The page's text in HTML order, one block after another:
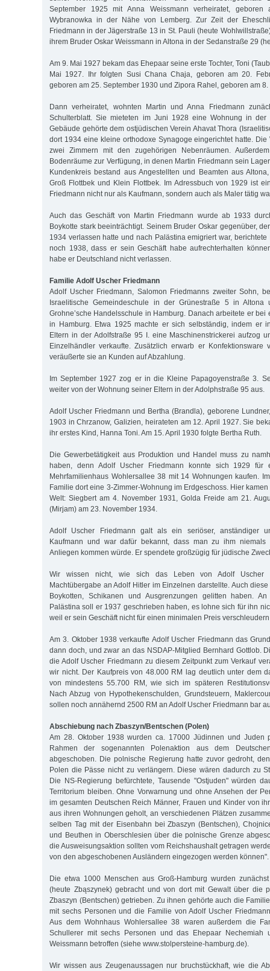
September 1925 mit Anna Weissmann verheiratet,
Wybranowka in der Nähe von Lemberg. Zur Zeit der
Friedmann in der Jägerstraße 13 in St. Pauli (heute
ihrem Bruder Oskar Weissmann in Altona in der Sedanstraße 29
Am 9. Mai 1927 bekam das Ehepaar seine erste Tochter, Toni
Mai 1927. Ihr folgten Susi Chana Chaja, geboren am 20.
geboren am 25. September 1930 und Zipora Rahel, geboren am
Dann verheiratet, wohnten Martin und Anna Friedmann
Schulterblatt. Sie mieteten im Juni 1928 eine Wohnung in der
Gebäude gehörte dem ostjüdischen Verein Ahavat Thora
dort 1934 eine kleine orthodoxe Synagoge eingerichtet hatte.
zwei Zimmern mit den zugehörigen Nebenräumen.
Bodenräume zur Verfügung, in denen Martin Friedmann sein
Kundenkreis bestand aus Angestellten und Beamten aus
Groß Flottbek und Klein Flottbek. Im Adressbuch von 1929 ist
Friedmann nicht nur als Kaufmann, sondern auch als Maler tätig
Auch das Geschäft von Martin Friedmann wurde ab 1933
Boykotte stark beeinträchtigt. Seinem Bruder Oskar gegenüber,
1934 verlassen hatte und nach Palästina emigriert war,
noch 1938, dass er sein Geschäft habe aufrechterhalten
habe er Deutschland nicht verlassen.
Familie Adolf Uscher Friedmann
Adolf Uscher Friedmann, Salomon Friedmanns zweiter Sohn,
Israelitische Gemeindeschule in der Grünestraße 5 in Altona
Grohne’sche Handelsschule in Hamburg. Danach arbeitete er bei
in Hamburg. Etwa 1925 machte er sich selbständig, indem er
Eltern in der Adolfstraße 95 I. eine Maschinenstrickerei aufzog
Einzelhändler verkaufte. Zusätzlich erwarb er Konfektionsware
veräußerte sie an Kunden auf Abzahlung.
Im September 1927 zog er in die Kleine Papagoyenstraße 3.
weiter von der Wohnung seiner Eltern in der Adolphstraße 95 aus.
Adolf Uscher Friedmann und Bertha (Brandla), geborene
1903 in Chrzanow, Galizien, heirateten am 12. April 1927. Sie
ihr erstes Kind, Hanna Toni. Am 15. April 1930 folgte Bertha Ruth.
Die Gewerbetätigkeit aus Produktion und Handel muss zu
haben, denn Adolf Uscher Friedmann konnte sich 1929 für
Mehrfamilienhaus Wohlersallee 38 mit 14 Wohnungen kaufen.
Familie dort eine 3-Zimmer-Wohnung im Erdgeschoss. Hier
Welt: Siegbert am 4. November 1931, Golda Freide am 21.
(Mirjam) am 23. November 1934.
Adolf Uscher Friedmann galt als ein seriöser, anständiger
Kaufmann und war dafür bekannt, dass man zu ihm niemals
Anliegen kommen würde. Er spendete großzügig für jüdische
Wir wissen nicht, wie sich das Leben von Adolf Uscher
Machtübergabe an Adolf Hitler im Einzelnen darstellte. Auch
Boykotten, Schikanen und Ausgrenzungen gelitten haben.
Palästina soll er 1937 geschrieben haben, es lohne sich für ihn
weil er sein Geschäft nicht für einen minimalen Preis
Am 3. Oktober 1938 verkaufte Adolf Uscher Friedmann das
dann doch, und zwar an das NSDAP-Mitglied Bernhard Gottlob.
die Adolf Uscher Friedmann zu diesem Zeitpunkt zum Verkauf
wir nicht. Der Kaufpreis von 48.000 RM lag deutlich unter dem
von mindestens 55.700 RM, wie sich im späteren
Nach Abzug von Hypothekenschulden, Grundsteuern,
sollen noch annähernd 2500 RM an Adolf Uscher Friedmann bar
Abschiebung nach Zbaszyn/Bentschen (Polen)
Am 28. Oktober 1938 wurden ca. 17000 Jüdinnen und Juden
Rahmen der sogenannten Polenaktion aus dem
abgeschoben. Die polnische Regierung hatte zuvor gedroht,
Polen die Pässe nicht zu verlängern. Diese wären dadurch zu
Die NS-Regierung befürchtete, Tausende "Ostjuden" würden
Territorium bleiben. Ohne Vorwarnung und ohne Ansehen der
im gesamten Deutschen Reich Männer, Frauen und Kinder von
aus ihren Wohnungen geholt, an verschiedenen Plätzen
selben Tag mit der Eisenbahn bei Zbaszyn (Bentschen),
und Beuthen in Oberschlesien über die polnische Grenze
die Ausweisungsaktion sollten vom Reichshaushalt getragen
von den abgeschobenen Ausländern eingezogen werden können".
Die etwa 1000 Menschen aus Groß-Hamburg wurden
(heute Zbąszynek) gebracht und von dort mit Gewalt über die
Zbaszyn (Bentschen) getrieben. Zu ihnen gehörte auch die
mit sechs Personen und die Familie von Adolf Uscher
Aus dem Wohnhaus Wohlersallee 38 waren außerdem die
Schullerer mit sechs Personen und das Ehepaar Nechemiah
Weissmann betroffen (siehe www.stolpersteine-hamburg.de).
Wir wissen aus Zeugenaussagen nur bruchstückhaft, wie die